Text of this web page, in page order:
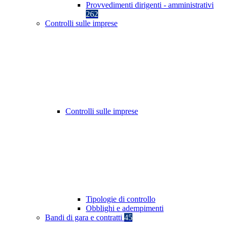
Provvedimenti dirigenti - amministrativi
262
Controlli sulle imprese
Controlli sulle imprese
Tipologie di controllo
Obblighi e adempimenti
Bandi di gara e contratti 45